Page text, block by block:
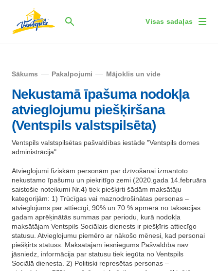
Visas sadaļas
Sākums Pakalpojumi Mājoklis un vide
Nekustamā īpašuma nodokļa
atvieglojumu piešķiršana
(Ventspils valstspilsēta)
Ventspils valstspilsētas pašvaldības iestāde "Ventspils domes
administrācija"
Atvieglojumi fiziskām personām par dzīvošanai izmantoto
nekustamo īpašumu un piekritīgo zemi (2020.gada 14.februāra
saistošie noteikumi Nr.4) tiek piešķirti šādām maksātāju
kategorijām: 1) Trūcīgas vai maznodrošinātas personas –
atvieglojums par attiecīgi, 90% un 70 % apmērā no taksācijas
gadam aprēķinātās summas par periodu, kurā nodokļa
maksātājam Ventspils Sociālais dienests ir piešķīris attiecīgo
statusu. Atvieglojumu piemēro ar nākošo mēnesi, kad personai
piešķirts statuss. Maksātājam iesniegums Pašvaldībā nav
jāsniedz, informācija par statusu tiek iegūta no Ventspils
Sociālā dienesta. 2) Politiski represētas personas –